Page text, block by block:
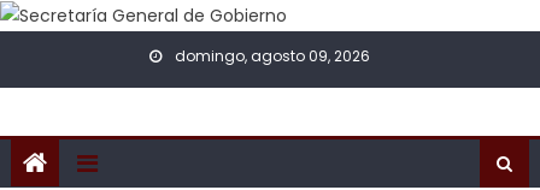
Skip to content
domingo, agosto 09, 2026